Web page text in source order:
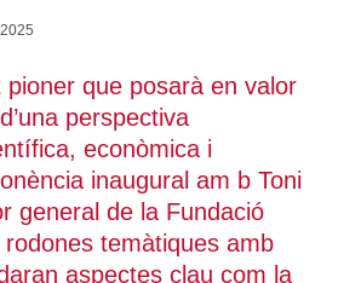
pioner que posarà en valor
perspectiva
econòmica i
inaugural am b Toni
general de la Fundació
temàtiques amb
aspectes clau com la